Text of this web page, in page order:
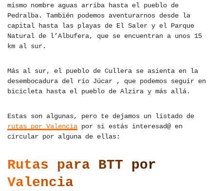
mismo nombre aguas arriba hasta el pueblo de
Pedralba. También podemos aventurarnos desde la
capital hasta las playas de El Saler y el Parque
Natural de l’Albufera, que se encuentran a unos 15
km al sur.
Más al sur, el pueblo de Cullera se asienta en la
desembocadura del río Júcar , que podemos seguir en
bicicleta hasta el pueblo de Alzira y más allá.
Estas son algunas, pero te dejamos un listado de
rutas por Valencia por si estás interesad@ en
circular por alguna de ellas:
Rutas para BTT por
Valencia